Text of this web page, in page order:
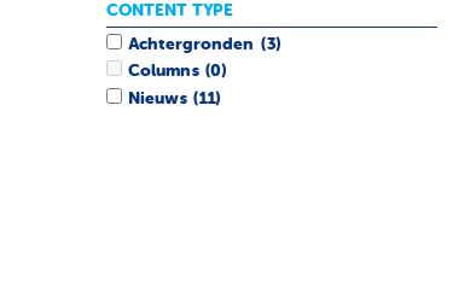
CONTENT TYPE
Achtergronden (3)
Columns (0)
Nieuws (11)